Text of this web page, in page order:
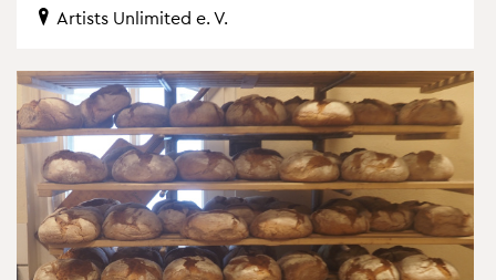
Ar­tists Un­li­mi­ted e. V.